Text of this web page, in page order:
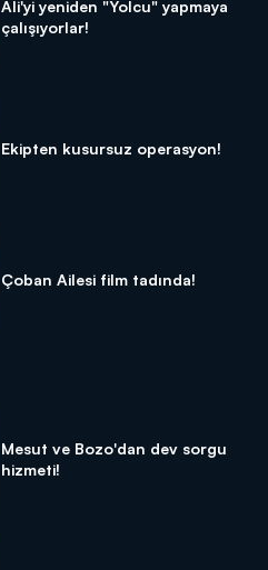
Ali'yi yeniden "Yolcu" yapmaya
çalışıyorlar!
Ekipten kusursuz operasyon!
Çoban Ailesi film tadında!
Mesut ve Bozo'dan dev sorgu
hizmeti!